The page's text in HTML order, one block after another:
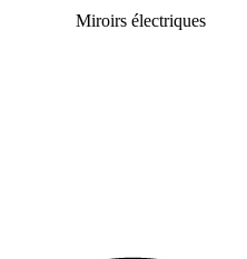
Miroirs électriques